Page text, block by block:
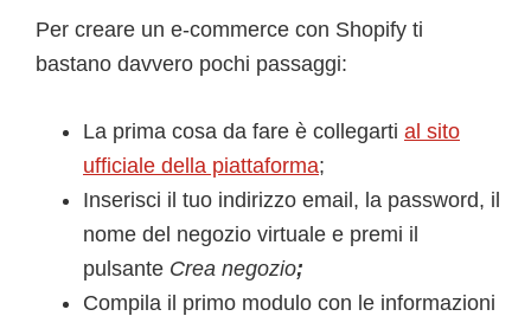
Per creare un e-commerce con Shopify ti
bastano davvero pochi passaggi:
La prima cosa da fare è collegarti al sito
ufficiale della piattaforma;
Inserisci il tuo indirizzo email, la password, il
nome del negozio virtuale e premi il
pulsante Crea negozio;
Compila il primo modulo con le informazioni